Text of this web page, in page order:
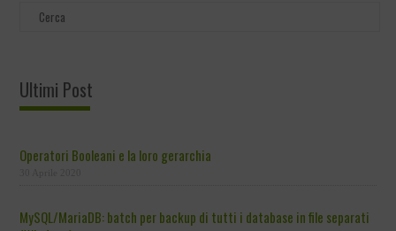
Ultimi Post
Operatori Booleani e la loro gerarchia
MySQL/MariaDB: batch per backup di tutti i database in file separati